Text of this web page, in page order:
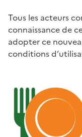
Tous les acteurs
connaissance de
adopter ce
conditions